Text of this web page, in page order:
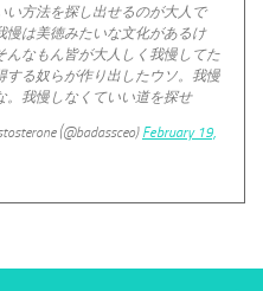
い方法を探し出せるのが大人で
慢は美徳みたいな文化があるけ
んなもん皆が大人しく我慢してた
する奴らが作り出したウソ。我慢
。我慢しなくていい道を探せ
(@badassceo) February 19,